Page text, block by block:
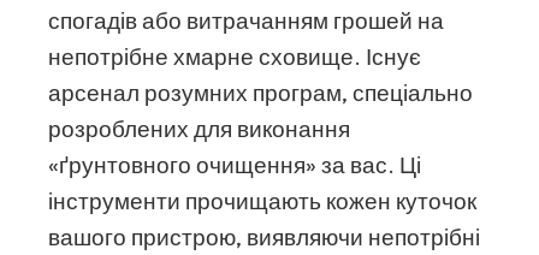
спогадів або витрачанням грошей на
непотрібне хмарне сховище. Існує
арсенал розумних програм, спеціально
розроблених для виконання
«ґрунтовного очищення» за вас. Ці
інструменти прочищають кожен куточок
вашого пристрою, виявляючи непотрібні